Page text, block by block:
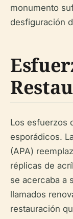
monumento
desfiguración
Los esfuerzos
esporádicos.
(APA)
réplicas de
se acercaba a
llamados
restauración